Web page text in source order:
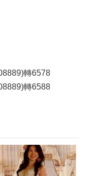
轉6578
轉6588